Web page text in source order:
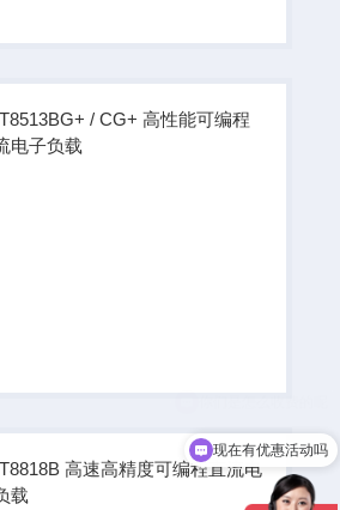
现在有优惠活动吗